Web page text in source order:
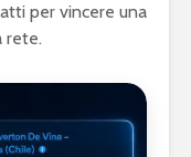
per vincere una
rete.